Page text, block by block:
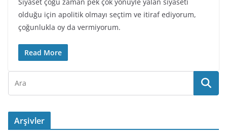
olduğu için apolitik olmayı seçtim ve itiraf ediyorum,
çoğunlukla oy da vermiyorum.
Read More
Arşivler